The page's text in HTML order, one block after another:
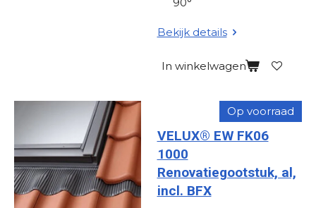
Bekijk details
In winkelwagen
Op voorraad
VELUX® EW FK06
1000
Renovatiegootstuk, al,
incl. BFX